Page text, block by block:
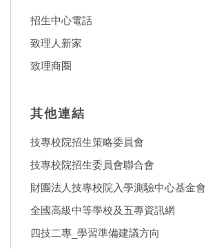
招生中心電話
致理人新家
致理商圈
其他連結
技專校院招生策略委員會
技專校院招生委員會聯合會
財團法人技專校院入學測驗中心基金會
全國高級中等學校及五專資訊網
四技二專_學習準備建議方向